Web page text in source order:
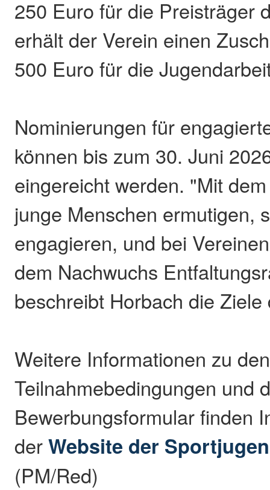
250 Euro für die Preisträger
erhält der Verein einen
500 Euro für die
Nominierungen für
können bis zum 30. Juni
eingereicht werden. "Mit
junge Menschen ermutigen,
engagieren, und bei
dem Nachwuchs
beschreibt Horbach die
Weitere Informationen zu den
Teilnahmebedingungen und
Bewerbungsformular finden
derWebsite der
(PM/Red)